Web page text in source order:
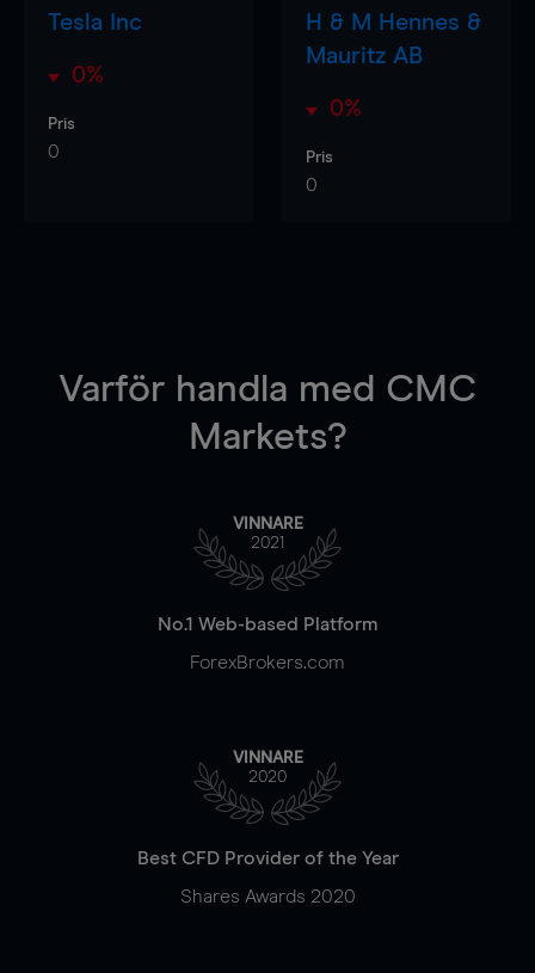
Tesla Inc
0%
Pris
0
H & M Hennes &
Mauritz AB
0%
Pris
0
Varför handla med CMC
Markets?
VINNARE
2021
No.1 Web-based Platform
ForexBrokers.com
VINNARE
2020
Best CFD Provider of the Year
Shares Awards 2020